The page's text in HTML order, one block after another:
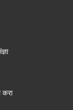
करा